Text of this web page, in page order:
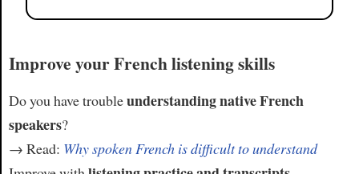
Improve your French listening skills
Do you have troubleunderstanding native French
speakers?
→ Read: Why spoken French is difficult to understand